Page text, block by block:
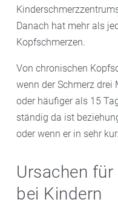
Danach hat mehr als
Kopfschmerzen.
Von chronischen
wenn der Schmerz drei
oder häufiger als 15
ständig da ist
oder wenn er in sehr
Ursachen
bei Kindern